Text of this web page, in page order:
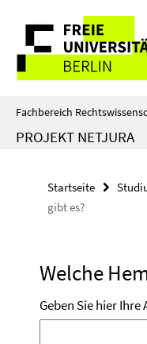
direkt
Inhalt
Service-
Navigation
Fachbereich
PROJEKT NETJURA
Startseite
gibt es?
Welche
Geben Sie hier